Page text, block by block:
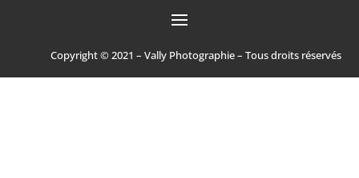
Copyright © 2021 – Vally Photographie – Tous droits réservés